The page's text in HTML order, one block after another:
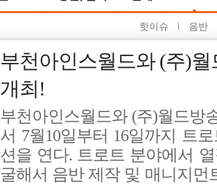
핫이슈 음반
부천아인스월드와 (주)
개최!
부천아인스월드와 (주)월드방
서 7월10일부터 16일까지 트
션을 연다. 트로트 분야에서
굴해서 음반 제작 및 매니지먼